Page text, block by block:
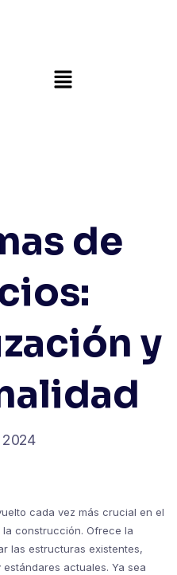
de
y
2024
cada vez más crucial en el
construcción. Ofrece la
las estructuras existentes,
actuales. Ya sea